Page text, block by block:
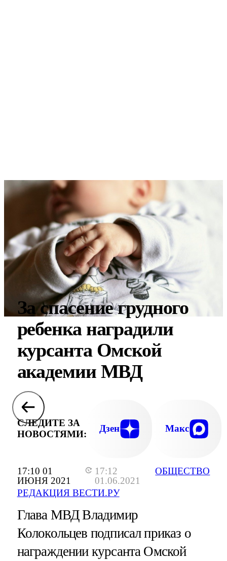
17:10 01
ИЮНЯ 2021
17:12
01.06.2021
РЕДАКЦИЯ ВЕСТИ.РУ
ОБЩЕСТВО
За спасение грудного
ребенка наградили
курсанта Омской
академии МВД
СЛЕДИТЕ ЗА
НОВОСТЯМИ:
Дзен Макс
Глава МВД Владимир
Колокольцев подписал приказ о
награждении курсанта Омской